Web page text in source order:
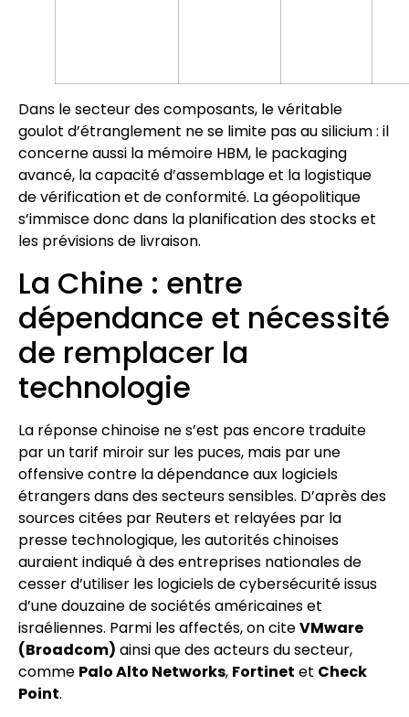
Dans le secteur des composants, le véritable
goulot d’étranglement ne se limite pas au silicium : il
concerne aussi la mémoire HBM, le packaging
avancé, la capacité d’assemblage et la logistique
de vérification et de conformité. La géopolitique
s’immisce donc dans la planification des stocks et
les prévisions de livraison.
La Chine : entre
dépendance et nécessité
de remplacer la
technologie
La réponse chinoise ne s’est pas encore traduite
par un tarif miroir sur les puces, mais par une
offensive contre la dépendance aux logiciels
étrangers dans des secteurs sensibles. D’après des
sources citées par Reuters et relayées par la
presse technologique, les autorités chinoises
auraient indiqué à des entreprises nationales de
cesser d’utiliser les logiciels de cybersécurité issus
d’une douzaine de sociétés américaines et
israéliennes. Parmi les affectés, on citeVMware
(Broadcom) ainsi que des acteurs du secteur,
comme Palo Alto Networks, Fortinet et Check
Point.